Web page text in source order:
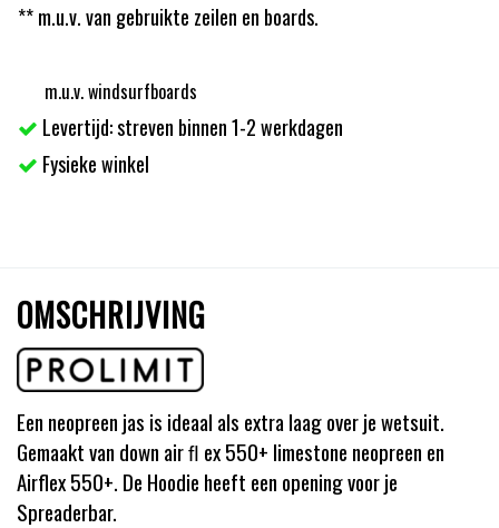
** m.u.v. van gebruikte zeilen en boards.
m.u.v. windsurfboards
Levertijd: streven binnen 1-2 werkdagen
Fysieke winkel
OMSCHRIJVING
Een neopreen jas is ideaal als extra laag over je wetsuit.
Gemaakt van down air ﬂ ex 550+ limestone neopreen en
Airflex 550+. De Hoodie heeft een opening voor je
Spreaderbar.